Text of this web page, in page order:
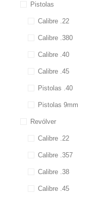
Pistolas
Calibre .22
Calibre .380
Calibre .40
Calibre .45
Pistolas .40
Pistolas 9mm
Revólver
Calibre .22
Calibre .357
Calibre .38
Calibre .45